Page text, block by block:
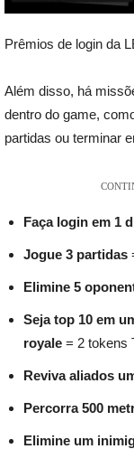
Prêmios de login da
Além disso, há
dentro do game,
partidas ou terminar
Faça login em 1
Jogue 3 partidas
Elimine 5
Seja top 10 em
royale = 2 tokens
Reviva aliados
Percorra 500
Elimine um